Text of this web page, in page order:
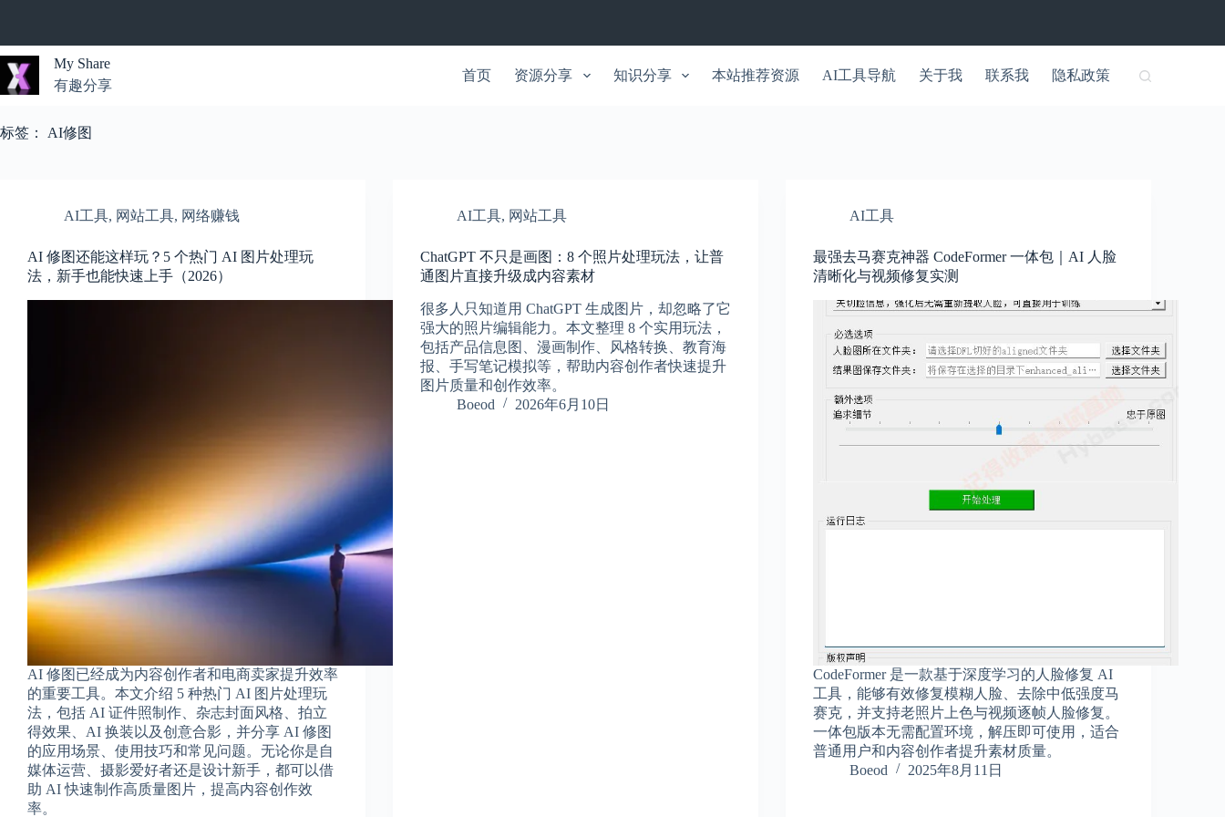
内
容
无
果
My Share
有趣分享
首页 资源分享 知识分享 本站推荐资源 AI工具导航 关于我 联系我 隐私政策
标签： AI修图
AI工具, 网站工具, 网络赚钱
AI 修图还能这样玩？5 个热门 AI 图片处理玩
法，新手也能快速上手（2026）
AI 修图已经成为内容创作者和电商卖家提升效率
的重要工具。本文介绍 5 种热门 AI 图片处理玩
法，包括 AI 证件照制作、杂志封面风格、拍立
得效果、AI 换装以及创意合影，并分享 AI 修图
的应用场景、使用技巧和常见问题。无论你是自
媒体运营、摄影爱好者还是设计新手，都可以借
助 AI 快速制作高质量图片，提高内容创作效
率。
AI工具, 网站工具
ChatGPT 不只是画图：8 个照片处理玩法，让普
通图片直接升级成内容素材
很多人只知道用 ChatGPT 生成图片，却忽略了它
强大的照片编辑能力。本文整理 8 个实用玩法，
包括产品信息图、漫画制作、风格转换、教育海
报、手写笔记模拟等，帮助内容创作者快速提升
图片质量和创作效率。
Boeod
2026年6月10日
AI工具
最强去马赛克神器 CodeFormer 一体包｜AI 人脸
清晰化与视频修复实测
CodeFormer 是一款基于深度学习的人脸修复 AI
工具，能够有效修复模糊人脸、去除中低强度马
赛克，并支持老照片上色与视频逐帧人脸修复。
一体包版本无需配置环境，解压即可使用，适合
普通用户和内容创作者提升素材质量。
Boeod
2025年8月11日